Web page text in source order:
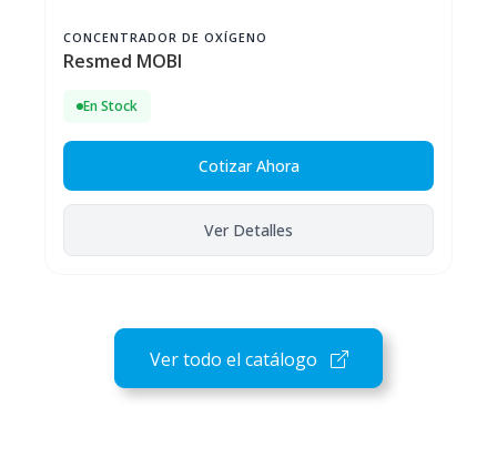
CONCENTRADOR DE OXÍGENO
Resmed MOBI
En Stock
Cotizar Ahora
Ver Detalles
Ver todo el catálogo